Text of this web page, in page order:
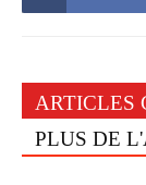
ARTICLES
PLUS DE